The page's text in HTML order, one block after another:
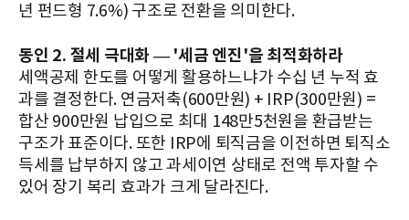
년 펀드형 7.6%) 구조로 전환을 의미한다.
동인 2. 절세 극대화 — '세금 엔진'을 최적화하라
세액공제 한도를 어떻게 활용하느냐가 수십 년 누적 효
과를 결정한다. 연금저축(600만원) + IRP(300만원) =
합산 900만원 납입으로 최대 148만5천원을 환급받는
구조가 표준이다. 또한 IRP에 퇴직금을 이전하면 퇴직소
득세를 납부하지 않고 과세이연 상태로 전액 투자할 수
있어 장기 복리 효과가 크게 달라진다.